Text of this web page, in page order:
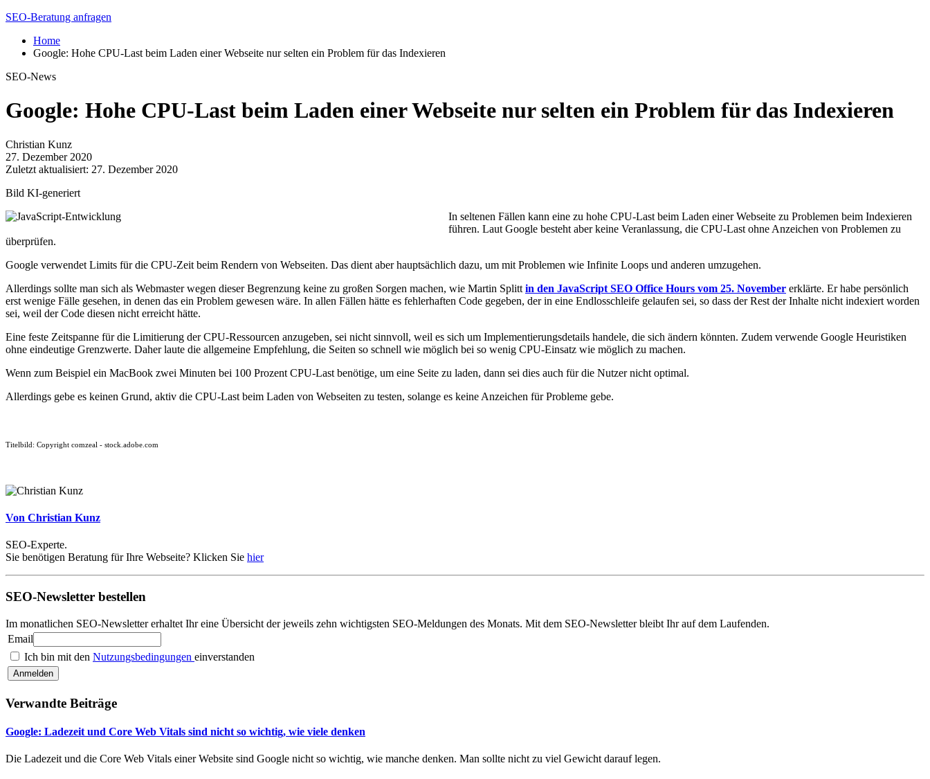
SEO-Beratung anfragen
Home
Google: Hohe CPU-Last beim Laden einer Webseite nur selten ein Problem für das Indexieren
SEO-News
Google: Hohe CPU-Last beim Laden einer Webseite nur selten ein Problem für das Indexieren
Christian Kunz
27. Dezember 2020
Zuletzt aktualisiert: 27. Dezember 2020
Bild KI-generiert
In seltenen Fällen kann eine zu hohe CPU-Last beim Laden einer Webseite zu Problemen beim Indexieren
führen. Laut Google besteht aber keine Veranlassung, die CPU-Last ohne Anzeichen von Problemen zu
überprüfen.
Google verwendet Limits für die CPU-Zeit beim Rendern von Webseiten. Das dient aber hauptsächlich dazu, um mit Problemen wie Infinite Loops und anderen umzugehen.
Allerdings sollte man sich als Webmaster wegen dieser Begrenzung keine zu großen Sorgen machen, wie Martin Splitt in den JavaScript SEO Office Hours vom 25. November erklärte. Er habe persönlich
erst wenige Fälle gesehen, in denen das ein Problem gewesen wäre. In allen Fällen hätte es fehlerhaften Code gegeben, der in eine Endlosschleife gelaufen sei, so dass der Rest der Inhalte nicht indexiert worden
sei, weil der Code diesen nicht erreicht hätte.
Eine feste Zeitspanne für die Limitierung der CPU-Ressourcen anzugeben, sei nicht sinnvoll, weil es sich um Implementierungsdetails handele, die sich ändern könnten. Zudem verwende Google Heuristiken
ohne eindeutige Grenzwerte. Daher laute die allgemeine Empfehlung, die Seiten so schnell wie möglich bei so wenig CPU-Einsatz wie möglich zu machen.
Wenn zum Beispiel ein MacBook zwei Minuten bei 100 Prozent CPU-Last benötige, um eine Seite zu laden, dann sei dies auch für die Nutzer nicht optimal.
Allerdings gebe es keinen Grund, aktiv die CPU-Last beim Laden von Webseiten zu testen, solange es keine Anzeichen für Probleme gebe.
Titelbild: Copyright comzeal - stock.adobe.com
Von Christian Kunz
SEO-Experte.
Sie benötigen Beratung für Ihre Webseite? Klicken Sie hier
SEO-Newsletter bestellen
Im monatlichen SEO-Newsletter erhaltet Ihr eine Übersicht der jeweils zehn wichtigsten SEO-Meldungen des Monats. Mit dem SEO-Newsletter bleibt Ihr auf dem Laufenden.
Email
Ich bin mit den Nutzungsbedingungen einverstanden
Verwandte Beiträge
Google: Ladezeit und Core Web Vitals sind nicht so wichtig, wie viele denken
Die Ladezeit und die Core Web Vitals einer Website sind Google nicht so wichtig, wie manche denken. Man sollte nicht zu viel Gewicht darauf legen.